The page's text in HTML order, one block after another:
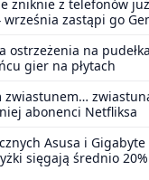
zniknie z telefonów
września zastąpi go
ostrzeżenia na
gier na płytach
zwiastunem…
abonenci Netfliksa
Asusa i
sięgają średnio 20%